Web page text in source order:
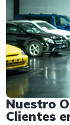
Nuestro
Clientes